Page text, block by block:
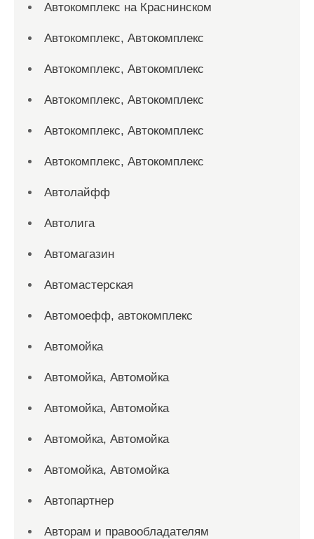
Автокомплекс на Краснинском
Автокомплекс, Автокомплекс
Автокомплекс, Автокомплекс
Автокомплекс, Автокомплекс
Автокомплекс, Автокомплекс
Автокомплекс, Автокомплекс
Автолайфф
Автолига
Автомагазин
Автомастерская
Автомоефф, автокомплекс
Автомойка
Автомойка, Автомойка
Автомойка, Автомойка
Автомойка, Автомойка
Автомойка, Автомойка
Автопартнер
Авторам и правообладателям